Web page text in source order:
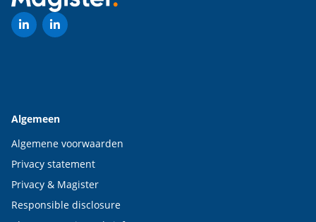
Algemeen
Algemene voorwaarden
Privacy statement
Privacy & Magister
Responsible disclosure